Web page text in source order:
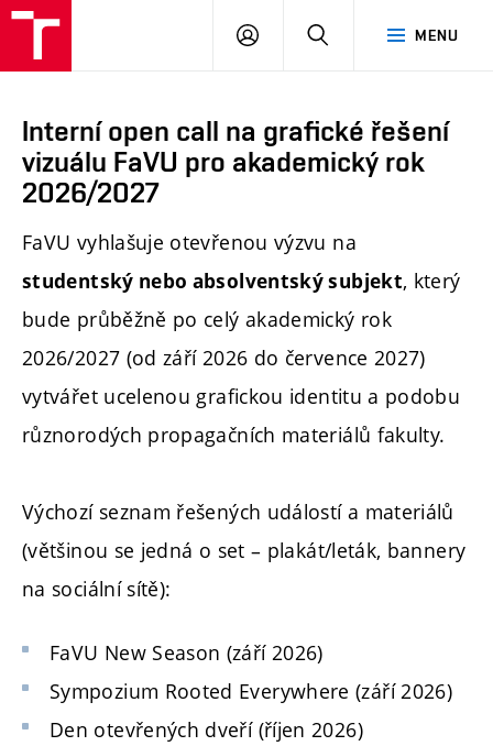
MENU
PŘIHLÁSIT
Interní open call na grafické řešení
vizuálu FaVU pro akademický rok
2026/2027
FaVU vyhlašuje otevřenou výzvu na
studentský nebo absolventskýsubjekt, který
bude průběžně po celý akademický rok
2026/2027 (od září 2026 do července 2027)
vytvářet ucelenou grafickou identitu a podobu
různorodých propagačních materiálů fakulty.
Výchozí seznam řešených událostí a materiálů
(většinou se jedná o set – plakát/leták, bannery
na sociální sítě):
FaVU New Season (září 2026)
Sympozium Rooted Everywhere (září 2026)
Den otevřených dveří (říjen 2026)